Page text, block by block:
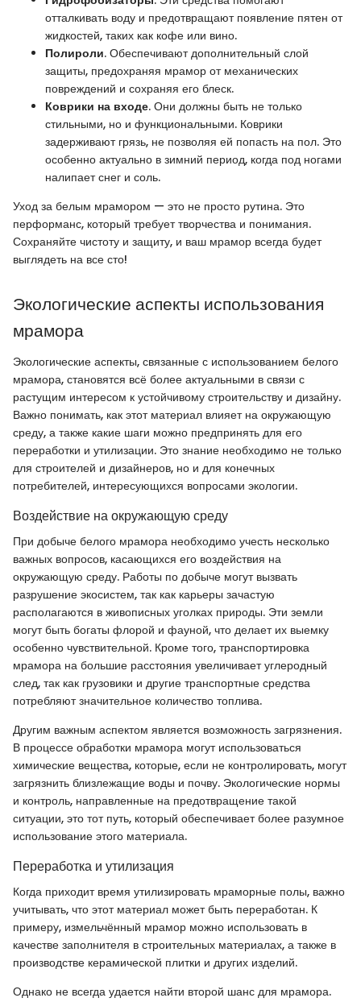
отталкивать воду и предотвращают появление пятен от
жидкостей, таких как кофе или вино.
Полироли. Обеспечивают дополнительный слой
защиты, предохраняя мрамор от механических
повреждений и сохраняя его блеск.
Коврики на входе. Они должны быть не только
стильными, но и функциональными. Коврики
задерживают грязь, не позволяя ей попасть на пол. Это
особенно актуально в зимний период, когда под ногами
налипает снег и соль.
Уход за белым мрамором — это не просто рутина. Это
перформанс, который требует творчества и понимания.
Сохраняйте чистоту и защиту, и ваш мрамор всегда будет
выглядеть на все сто!
Экологические аспекты использования
мрамора
Экологические аспекты, связанные с использованием белого
мрамора, становятся всё более актуальными в связи с
растущим интересом к устойчивому строительству и дизайну.
Важно понимать, как этот материал влияет на окружающую
среду, а также какие шаги можно предпринять для его
переработки и утилизации. Это знание необходимо не только
для строителей и дизайнеров, но и для конечных
потребителей, интересующихся вопросами экологии.
Воздействие на окружающую среду
При добыче белого мрамора необходимо учесть несколько
важных вопросов, касающихся его воздействия на
окружающую среду. Работы по добыче могут вызвать
разрушение экосистем, так как карьеры зачастую
располагаются в живописных уголках природы. Эти земли
могут быть богаты флорой и фауной, что делает их выемку
особенно чувствительной. Кроме того, транспортировка
мрамора на большие расстояния увеличивает углеродный
след, так как грузовики и другие транспортные средства
потребляют значительное количество топлива.
Другим важным аспектом является возможность загрязнения.
В процессе обработки мрамора могут использоваться
химические вещества, которые, если не контролировать, могут
загрязнить близлежащие воды и почву. Экологические нормы
и контроль, направленные на предотвращение такой
ситуации, это тот путь, который обеспечивает более разумное
использование этого материала.
Переработка и утилизация
Когда приходит время утилизировать мраморные полы, важно
учитывать, что этот материал может быть переработан. К
примеру, измельчённый мрамор можно использовать в
качестве заполнителя в строительных материалах, а также в
производстве керамической плитки и других изделий.
Однако не всегда удается найти второй шанс для мрамора.